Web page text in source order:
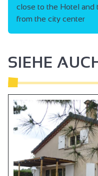
close to the Hotel and
from the city center
SIEHE